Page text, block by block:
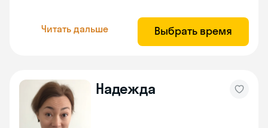
Читать дальше Выбрать время
Надежда